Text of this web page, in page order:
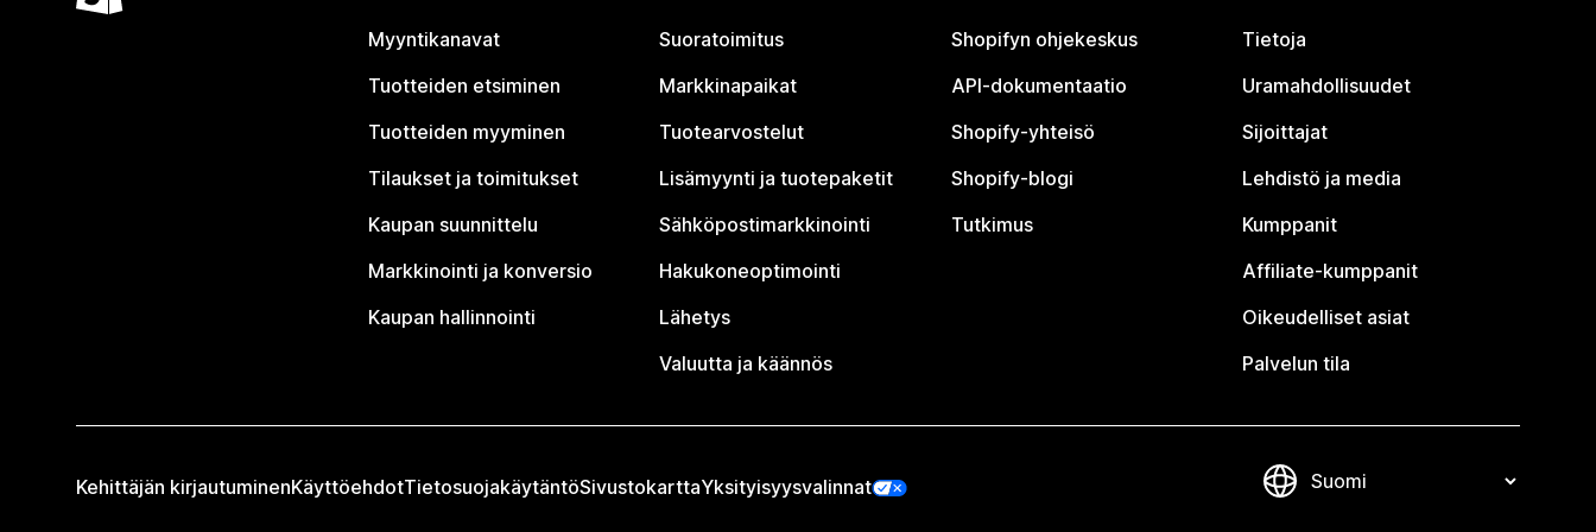
Myyntikanavat
Tuotteiden etsiminen
Tuotteiden myyminen
Tilaukset ja toimitukset
Kaupan suunnittelu
Markkinointi ja konversio
Kaupan hallinnointi
Suoratoimitus
Markkinapaikat
Tuotearvostelut
Lisämyynti ja tuotepaketit
Sähköpostimarkkinointi
Hakukoneoptimointi
Lähetys
Valuutta ja käännös
Shopifyn ohjekeskus
API-dokumentaatio
Shopify-yhteisö
Shopify-blogi
Tutkimus
Tietoja
Uramahdollisuudet
Sijoittajat
Lehdistö ja media
Kumppanit
Affiliate-kumppanit
Oikeudelliset asiat
Palvelun tila
Kehittäjän kirjautuminenKäyttöehdotTietosuojakäytäntöSivustokarttaYksityisyysvalinnat